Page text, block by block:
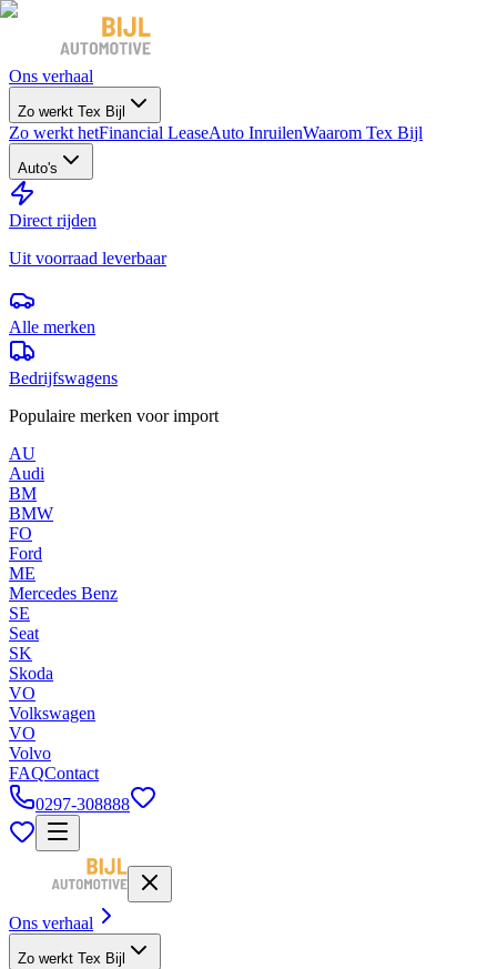
Ons verhaal
Zo werkt Tex Bijl
Zo werkt hetFinancial LeaseAuto InruilenWaarom Tex Bijl
Auto's
Direct rijden
Uit voorraad leverbaar
Alle merken
Bedrijfswagens
Populaire merken voor import
AU
Audi
BM
BMW
FO
Ford
ME
Mercedes Benz
SE
Seat
SK
Skoda
VO
Volkswagen
VO
Volvo
FAQContact
0297-308888
Ons verhaal
Zo werkt Tex Bijl